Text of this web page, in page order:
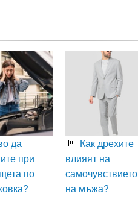
да
при
по
Как дрехите
влияят на
самочувствието
на мъжа?